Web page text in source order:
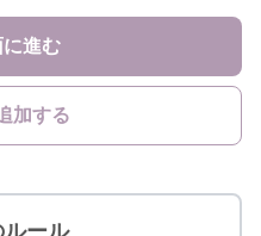
に進む
加する
ルール